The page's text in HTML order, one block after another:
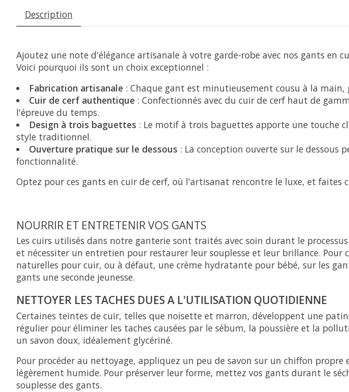
Description
Ajoutez une note d'élégance artisanale à votre garde-robe avec nos gants
Voici pourquoi ils sont un choix exceptionnel :
Fabrication artisanale : Chaque gant est minutieusement cousu à la
Cuir de cerf authentique : Confectionnés avec du cuir de cerf haut de
l'épreuve du temps.
Design à trois baguettes : Le motif à trois baguettes apporte une touche
style traditionnel.
Ouverture pratique sur le dessous : La conception ouverte sur le
fonctionnalité.
Optez pour ces gants en cuir de cerf, où l'artisanat rencontre le luxe, et faites
NOURRIR ET ENTRETENIR VOS GANTS
Les cuirs utilisés dans notre ganterie sont traités avec soin durant le
et nécessiter un entretien pour restaurer leur souplesse et leur brillance.
naturelles pour cuir, ou à défaut, une crème hydratante pour bébé, sur les
gants une seconde jeunesse.
NETTOYER LES TACHES DUES A L'UTILISATION QUOTIDIENNE
Certaines teintes de cuir, telles que noisette et marron, développent une
régulier pour éliminer les taches causées par le sébum, la poussière et la
un savon doux, idéalement glycériné.
Pour procéder au nettoyage, appliquez un peu de savon sur un chiffon
légèrement humide. Pour préserver leur forme, mettez vos gants durant le
souplesse des gants.